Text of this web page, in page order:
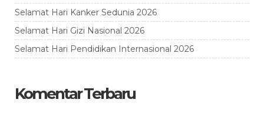
Selamat Hari Kanker Sedunia 2026
Selamat Hari Gizi Nasional 2026
Selamat Hari Pendidikan Internasional 2026
Komentar Terbaru